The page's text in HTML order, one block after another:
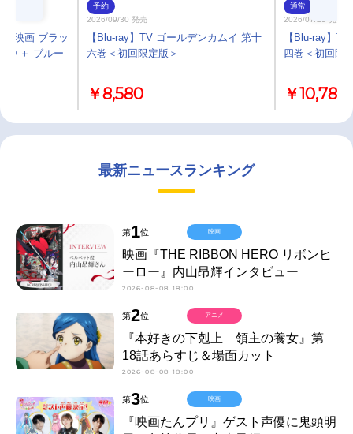
】映画 ブラッ
3D ＋ ブルー
予約
2026/09/30 発売
【Blu-ray】TV ゴールデンカムイ 第十
六巻＜初回限定版＞
￥8,580
通常
2026/07/29 発売
【Blu-ray】
四巻＜初回限
￥10,780
最新ニュースランキング
第1位
映画『THE RIBBON HERO リボンヒ
ーロー』内山昂輝インタビュー
2026-08-08 18:00
映画
第2位
『本好きの下剋上 領主の養女』第
18話あらすじ＆場面カット
2026-08-08 18:00
アニメ
第3位
『映画たんプリ』ゲスト声優に鬼頭明
映画